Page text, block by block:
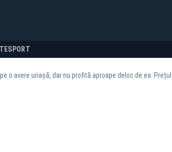
SPORT
o avere uriașă, dar nu profită aproape deloc de ea.